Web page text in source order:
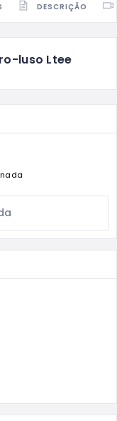
DESCRIÇÃO
luso Ltee